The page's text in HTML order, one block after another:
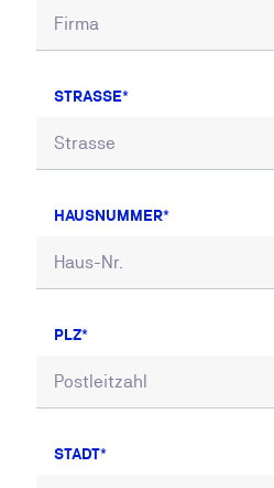
STRASSE
HAUSNUMMER
PLZ
STADT